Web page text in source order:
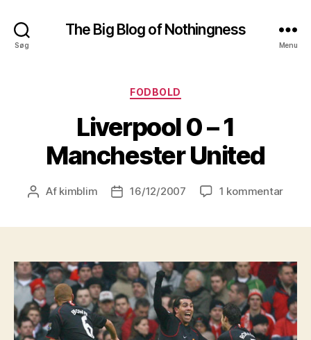
Søg
The Big Blog of Nothingness
Menu
Kategorier
FODBOLD
Liverpool 0 – 1
Manchester United
Indlægsforfatter
Af kimblim Indlægsdato
16/12/2007 1 kommentartil